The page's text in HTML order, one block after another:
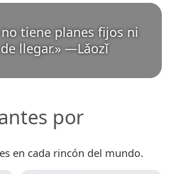
tiene planes fijos ni
llegar.» —Lǎozǐ
por
en cada rincón del mundo.